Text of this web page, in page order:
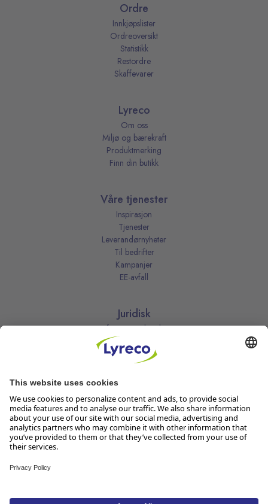
Ordre
Innkjøpslister
Ordreoversikt
Statistikk
Restordre
Skaffevarer
Lyreco
Om oss
Miljø og bærekraft
Produktmerking
Finn din butikk
Våre tjenester
Inspirasjon
Tjenester
Leverandørnyheter
Til bedrifter
Kampanjer
EE-avfall
Juridisk
Informasjonskapsler
Kjøpsbetingelser
Personvernerklæring
Vilkår
Vilkår for kundeklubben
Åpenhetsloven
Endre dine personvernsinnstillinger